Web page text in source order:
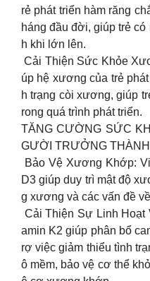
rẻ phát triển hàm răng
háng đầu đời, giúp trẻ
h khi lớn lên.
Cải Thiện Sức Khỏe
úp hệ xương của trẻ
h trạng còi xương, giúp
rong quá trình phát triển.
TĂNG CƯỜNG SỨC
GƯỜI TRƯỞNG THÀNH
Bảo Vệ Xương Khớp:
D3 giúp duy trì mật độ
g xương và các vấn đề
Cải Thiện Sự Linh Hoạt
amin K2 giúp phân bổ
rợ việc giảm thiểu tình
ô mềm, bảo vệ cơ thể